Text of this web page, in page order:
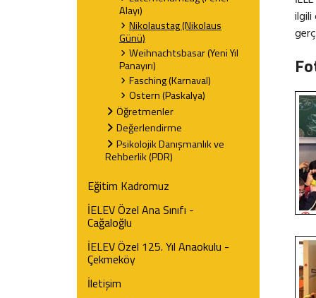
ilgili
Alayı)
Nikolaustag (Nikolaus
Günü)
Weihnachtsbasar (Yeni Yıl
Panayırı)
Fasching (Karnaval)
Ostern (Paskalya)
Öğretmenler
Değerlendirme
Psikolojik Danışmanlık ve
Rehberlik (PDR)
Eğitim Kadromuz
İELEV Özel Ana Sınıfı -
Cağaloğlu
İELEV Özel 125. Yıl Anaokulu -
Çekmeköy
İletişim